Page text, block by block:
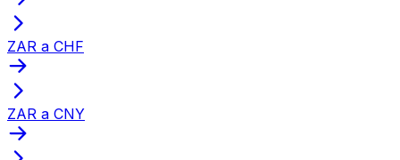
ZAR a CHF
ZAR a CNY